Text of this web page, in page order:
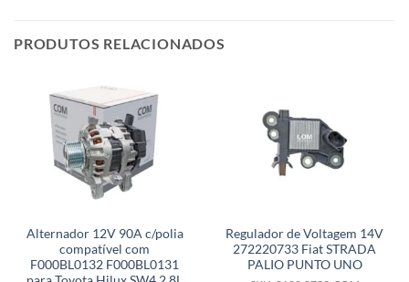
PRODUTOS RELACIONADOS
Alternador 12V 90A c/polia
compatível com
F000BL0132 F000BL0131
Regulador de Voltagem 14V
272220733 Fiat STRADA
PALIO PUNTO UNO